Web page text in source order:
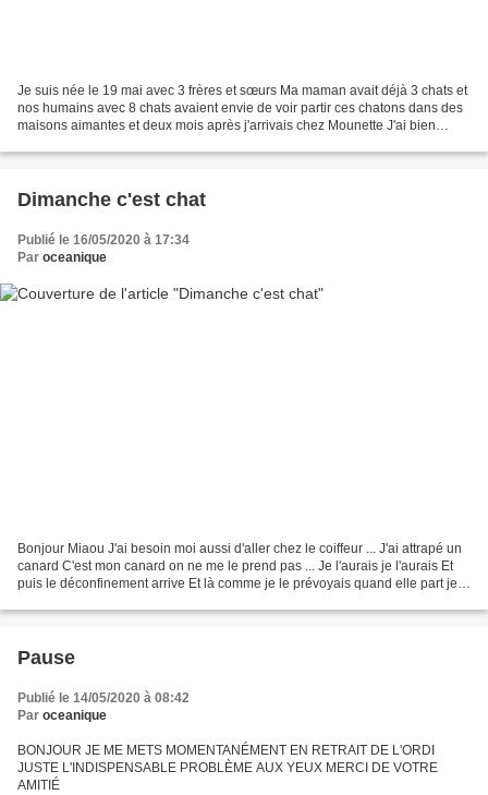
Je suis née le 19 mai avec 3 frères et sœurs Ma maman avait déjà 3 chats et
nos humains avec 8 chats avaient envie de voir partir ces chatons dans des
maisons aimantes et deux mois après j'arrivais chez Mounette J'ai bien
Dimanche c'est chat
Publié le 16/05/2020 à 17:34
Par oceanique
Bonjour Miaou J'ai besoin moi aussi d'aller chez le coiffeur ... J'ai attrapé un
canard C'est mon canard on ne me le prend pas ... Je l'aurais je l'aurais Et
puis le déconfinement arrive Et là comme je le prévoyais quand elle part je
Pause
Publié le 14/05/2020 à 08:42
Par oceanique
BONJOUR JE ME METS MOMENTANÉMENT EN RETRAIT DE L'ORDI
JUSTE L'INDISPENSABLE PROBLÈME AUX YEUX MERCI DE VOTRE
AMITIÉ